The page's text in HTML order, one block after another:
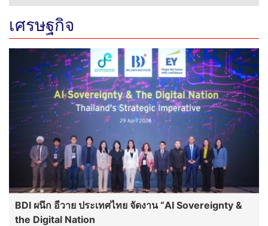
เศรษฐกิจ
BDI ผนึก อีวาย ประเทศไทย จัดงาน “AI Sovereignty &
the Digital Nation